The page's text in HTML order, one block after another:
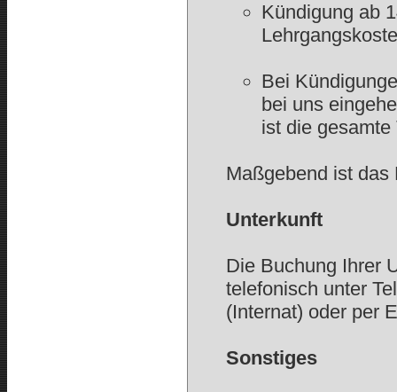
Kündigung ab
Bei
bei uns
ist die
Maßgebend ist das
Unterkunft
Die Buchung Ihrer
telefonisch unter
(Internat) oder per
Sonstiges